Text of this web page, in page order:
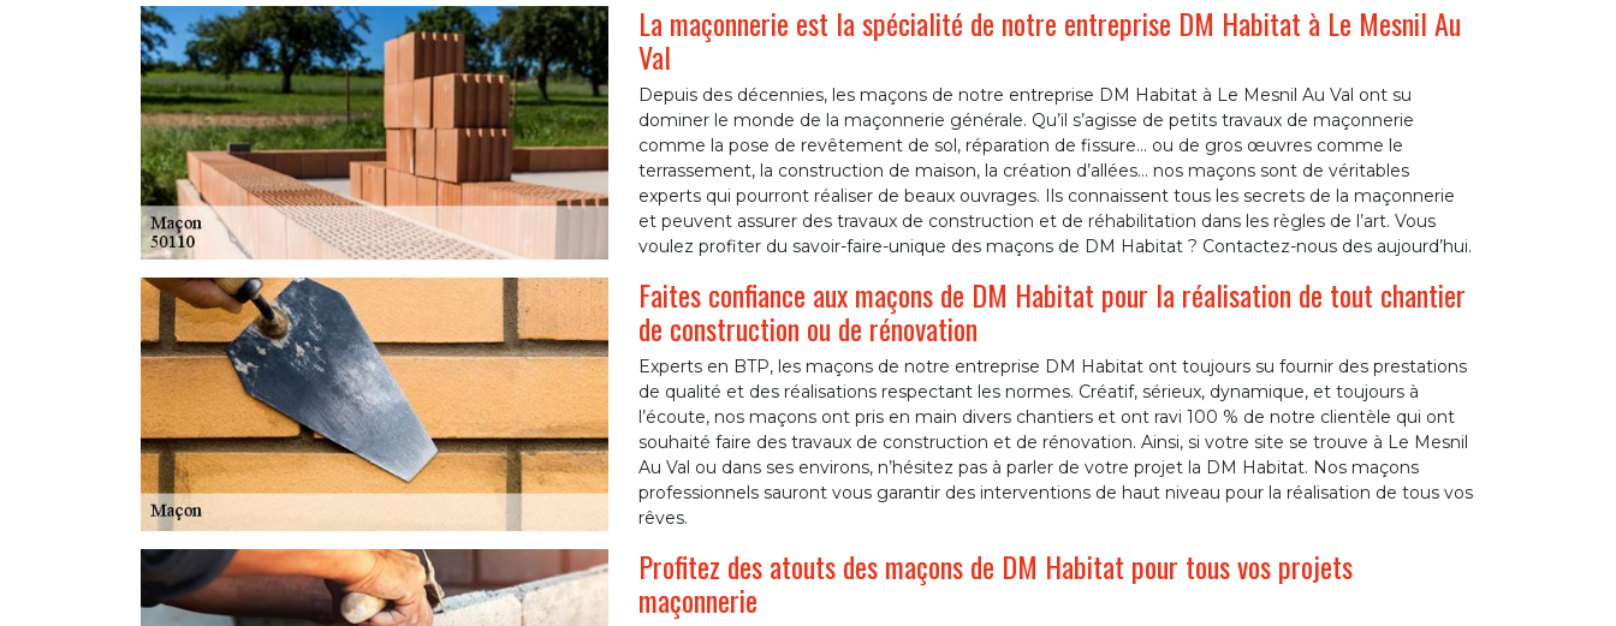
La maçonnerie est la spécialité de notre entreprise DM Habitat à Le Mesnil Au
Val
Depuis des décennies, les maçons de notre entreprise DM Habitat à Le Mesnil Au Val ont su
dominer le monde de la maçonnerie générale. Qu’il s’agisse de petits travaux de maçonnerie
comme la pose de revêtement de sol, réparation de fissure… ou de gros œuvres comme le
terrassement, la construction de maison, la création d’allées… nos maçons sont de véritables
experts qui pourront réaliser de beaux ouvrages. Ils connaissent tous les secrets de la maçonnerie
et peuvent assurer des travaux de construction et de réhabilitation dans les règles de l’art. Vous
voulez profiter du savoir-faire-unique des maçons de DM Habitat ? Contactez-nous des aujourd’hui.
Faites confiance aux maçons de DM Habitat pour la réalisation de tout chantier
de construction ou de rénovation
Experts en BTP, les maçons de notre entreprise DM Habitat ont toujours su fournir des prestations
de qualité et des réalisations respectant les normes. Créatif, sérieux, dynamique, et toujours à
l’écoute, nos maçons ont pris en main divers chantiers et ont ravi 100 % de notre clientèle qui ont
souhaité faire des travaux de construction et de rénovation. Ainsi, si votre site se trouve à Le Mesnil
Au Val ou dans ses environs, n’hésitez pas à parler de votre projet la DM Habitat. Nos maçons
professionnels sauront vous garantir des interventions de haut niveau pour la réalisation de tous vos
rêves.
Profitez des atouts des maçons de DM Habitat pour tous vos projets
maçonnerie